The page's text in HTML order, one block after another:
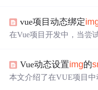
vue项目动态绑定
在Vue项目开发中，当尝
Vue动态设置img的
本文介绍了在VUE项目中